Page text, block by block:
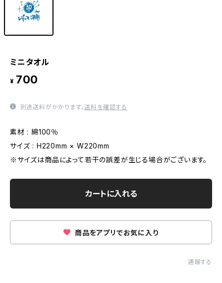
ミニタオル
¥ 700
別途送料がかかります。送料を確認する
素材 : 綿100％
サイズ : H220mm × W220mm
※サイズは商品によって若干の誤差が生じる場合がございます。
カートに入れる
商品をアプリでお気に入り
通報する